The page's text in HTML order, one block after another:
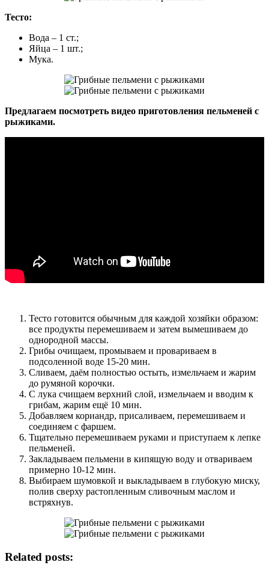
Тесто:
Вода – 1 ст.;
Яйца – 1 шт.;
Мука.
Предлагаем посмотреть видео приготовления пельменей с
рыжиками.
Тесто готовится обычным для каждой хозяйки образом:
все продукты перемешиваем и затем вымешиваем до
однородной массы.
Грибы очищаем, промываем и провариваем в
подсоленной воде 15-20 мин.
Сливаем, даём полностью остыть, измельчаем и жарим
до румяной корочки.
С лука счищаем верхний слой, измельчаем и вводим к
грибам, жарим ещё 10 мин.
Добавляем кориандр, присаливаем, перемешиваем и
соединяем с фаршем.
Тщательно перемешиваем руками и приступаем к лепке
пельменей.
Закладываем пельмени в кипящую воду и отвариваем
примерно 10-12 мин.
Выбираем шумовкой и выкладываем в глубокую миску,
полив сверху растопленным сливочным маслом и
встряхнув.
Related posts: